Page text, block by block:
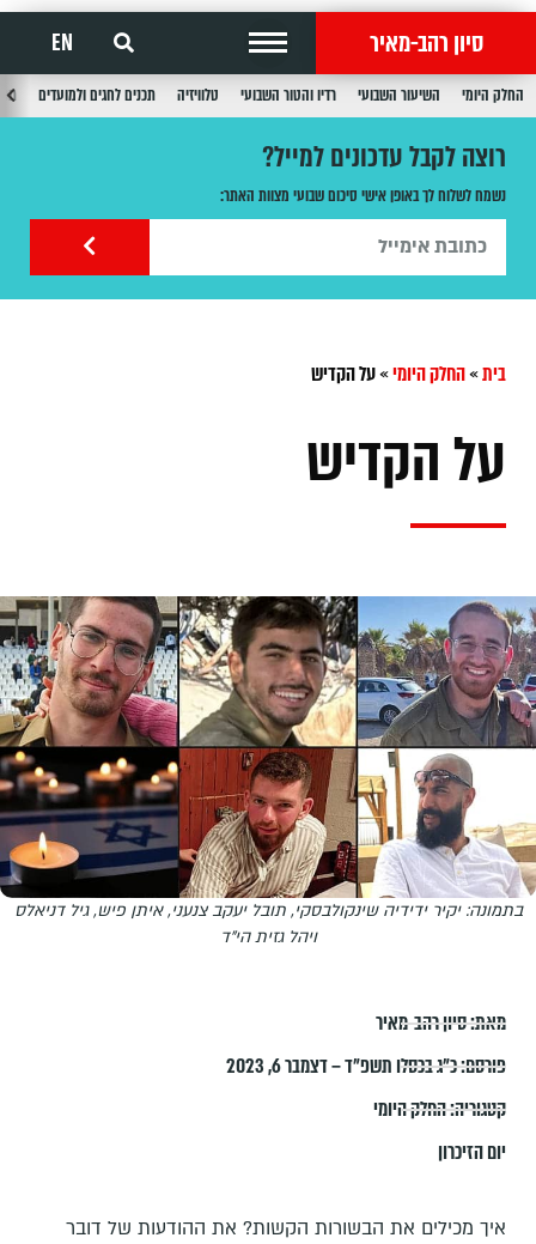
סיון רהב-מאיר EN
החלק היומי השיעור השבועי רדיו והטור השבועי טלוויזיה תכנים לחגים ולמועדים
רוצה לקבל עדכונים למייל?
נשמח לשלוח לך באופן אישי סיכום שבועי מצוות האתר:
בית»החלק היומי»על הקדיש
על הקדיש
בתמונה: יקיר ידידיה שינקולבסקי, תובל יעקב צנעני, איתן פיש, גיל דניאלס
ויהל גזית הי"ד
מאת:סיון רהב-מאיר
פורסם:כ״ג בכסלו תשפ״ד – דצמבר 6, 2023
קטגוריה:החלק היומי
יום הזיכרון
איך מכילים את הבשורות הקשות? את ההודעות של דובר